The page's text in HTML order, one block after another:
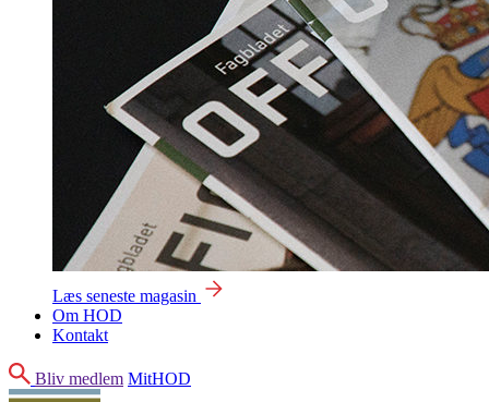
Læs seneste magasin
Om HOD
Kontakt
Søg
Bliv medlem MitHOD